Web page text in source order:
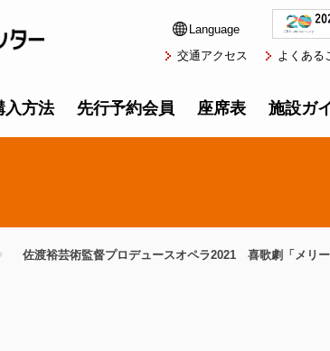
Language
交通アクセス
よくある
入方法 先行予約会員 座席表 施設ガ
佐渡裕芸術監督プロデュースオペラ2021 喜歌劇「メリー